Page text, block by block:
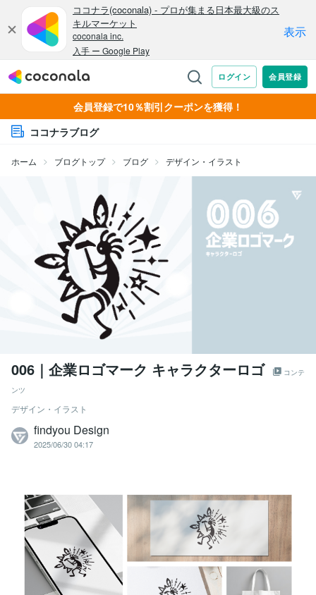
会員登録で10％割引クーポンを獲得！
ココナラブログ
ホーム ブログトップ ブログ デザイン・イラスト
006｜企業ロゴマーク キャラクターロゴ
コンテ
ンツ
デザイン・イラスト
findyou Design
2025/06/30 04:17